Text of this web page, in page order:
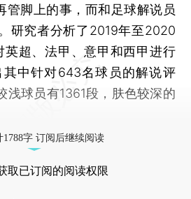
管脚上的事，而和足球解说员
研究者分析了2019年至2020
英超、法甲、意甲和西甲进行
中针对643名球员的解说评
浅球员有1361段，肤色较深的
1788字 订阅后继续阅读
取已订阅的阅读权限